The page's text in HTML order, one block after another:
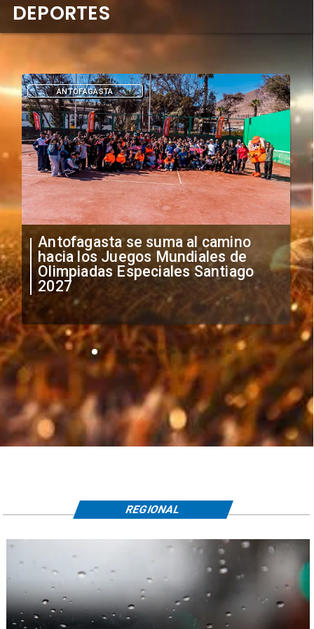
se suma al camino
Juegos Mundiales de
Especiales Santiago
"Falta de
anuncia
irregular de
extranjeros
DEPORTES
DEPORTES
REGIONAL